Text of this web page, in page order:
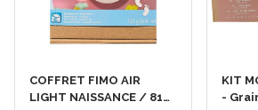
COFFRET FIMO AIR
LIGHT NAISSANCE / 81
KIT
-